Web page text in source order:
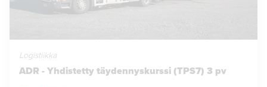
Logistiikka
ADR - Yhdistetty täydennyskurssi (TPS7) 3 pv